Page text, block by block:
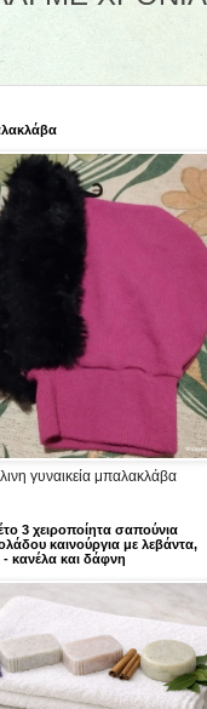
γυναικεία μπαλακλάβα
3 χειροποίητα σαπούνια
καινούργια με λεβάντα,
- κανέλα και δάφνη